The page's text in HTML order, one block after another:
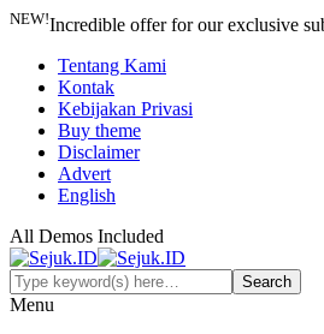
NEW!Incredible offer for our exclusive
Tentang Kami
Kontak
Kebijakan Privasi
Buy theme
Disclaimer
Advert
English
All Demos Included
Menu